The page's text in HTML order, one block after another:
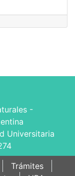
-
Universitaria
Trámites